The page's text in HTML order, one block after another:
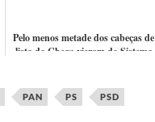
Pelo menos metade dos cabeças de
lista do Chega vieram do Sistema
PAN PS PSD